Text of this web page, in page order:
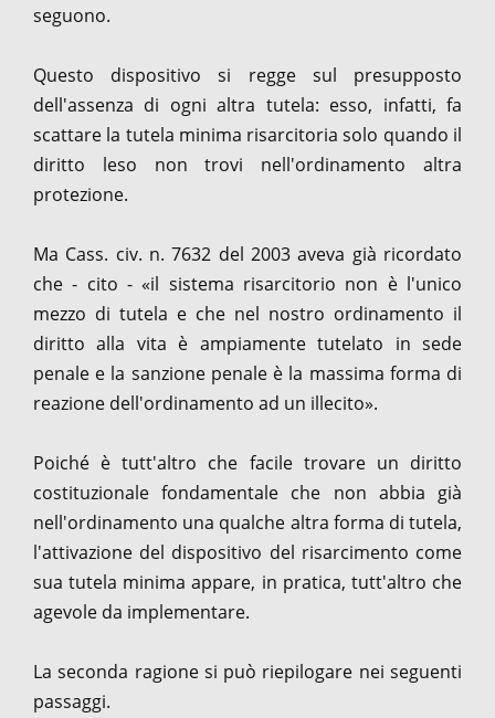
seguono.
Questo dispositivo si regge sul presupposto
dell'assenza di ogni altra tutela: esso, infatti, fa
scattare la tutela minima risarcitoria solo quando il
diritto leso non trovi nell'ordinamento altra
protezione.
Ma Cass. civ. n. 7632 del 2003 aveva già ricordato
che - cito - «il sistema risarcitorio non è l'unico
mezzo di tutela e che nel nostro ordinamento il
diritto alla vita è ampiamente tutelato in sede
penale e la sanzione penale è la massima forma di
reazione dell'ordinamento ad un illecito».
Poiché è tutt'altro che facile trovare un diritto
costituzionale fondamentale che non abbia già
nell'ordinamento una qualche altra forma di tutela,
l'attivazione del dispositivo del risarcimento come
sua tutela minima appare, in pratica, tutt'altro che
agevole da implementare.
La seconda ragione si può riepilogare nei seguenti
passaggi.